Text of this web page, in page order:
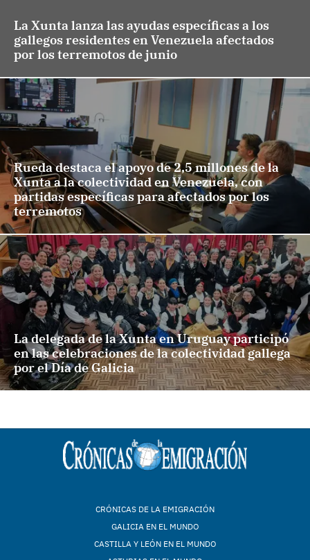
La Xunta lanza las ayudas específicas a los
gallegos residentes en Venezuela afectados
por los terremotos de junio
Rueda destaca el apoyo de 2,5 millones de la
Xunta a la colectividad en Venezuela, con
partidas específicas para afectados por los
terremotos
La delegada de la Xunta en Uruguay participó
en las celebraciones de la colectividad gallega
por el Día de Galicia
CRÓNICAS DE LA EMIGRACIÓN
GALICIA EN EL MUNDO
CASTILLA Y LEÓN EN EL MUNDO